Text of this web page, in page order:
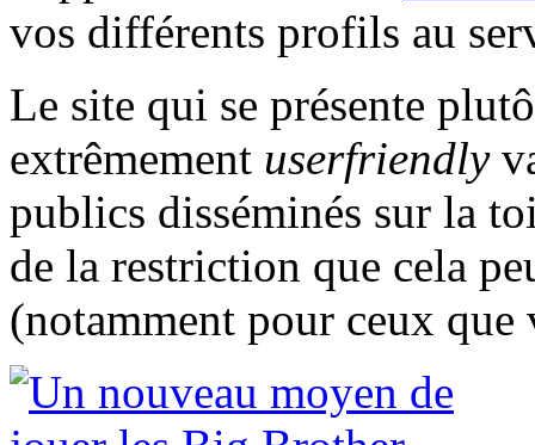
vos différents profils au
Le site qui se présente
extrêmement userfriendly
publics disséminés sur la
de la restriction que cela
(notamment pour ceux